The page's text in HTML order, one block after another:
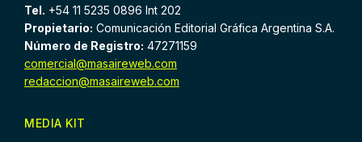
Tel. +54 11 5235 0896 Int 202
Propietario: Comunicación Editorial Gráfica Argentina S.A.
Número de Registro: 47271159
comercial@masaireweb.com
redaccion@masaireweb.com
MEDIA KIT